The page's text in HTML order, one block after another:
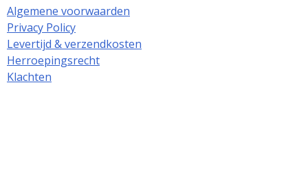
Algemene voorwaarden
Privacy Policy
Levertijd & verzendkosten
Herroepingsrecht
Klachten